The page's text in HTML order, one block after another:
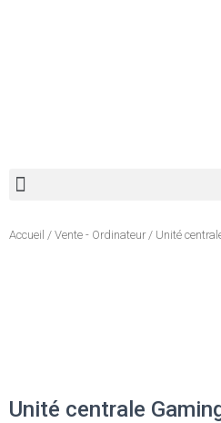
Accueil / Vente - Ordinateur/ Unité
Unité centrale